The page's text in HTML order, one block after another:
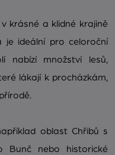
krásné a klidné krajině
je ideální pro celoroční
nabízí množství lesů,
lákají k procházkám,
oblast Chřibů s
Bunč nebo historické